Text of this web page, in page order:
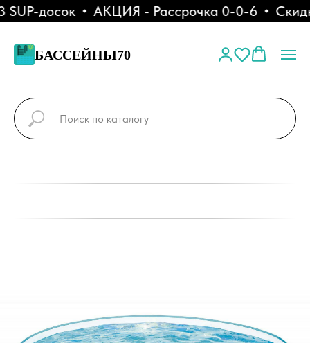
досок АКЦИЯ - Рассрочка 0-0-6
БАССЕЙНЫ70